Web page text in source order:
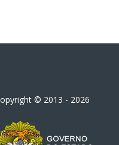
© 2013 - 2026